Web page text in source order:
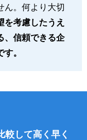
ん。何より大切
を考慮したうえ
、信頼できる企
。
較して高く早く